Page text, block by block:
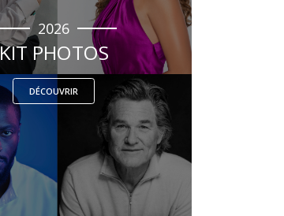
2026
KIT PHOTOS
DÉCOUVRIR